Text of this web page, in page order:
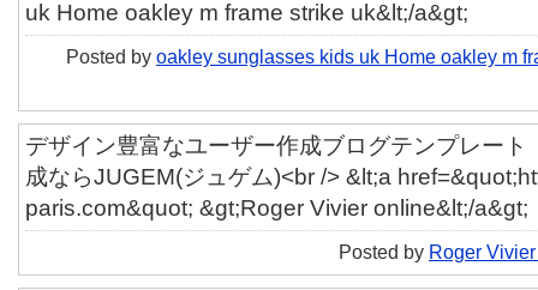
uk Home oakley m frame strike uk&lt;/a&gt;
Posted by oakley sunglasses kids uk Home oakley m
デザイン豊富なユーザー作成ブログテンプレート
成ならJUGEM(ジュゲム)<br /> &lt;a
paris.com&quot; &gt;Roger Vivier online&lt;/a&gt;
Posted by Roger